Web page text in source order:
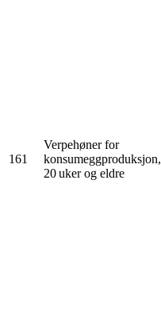
161
Verpehøner for
konsumeggproduksjon,
20 uker og eldre